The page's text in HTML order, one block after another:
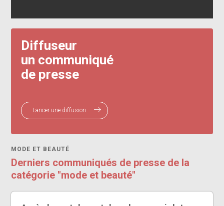
Diffuseur
un communiqué
de presse
Lancer une diffusion
MODE ET BEAUTÉ
Derniers communiqués de presse de la
catégorie "mode et beauté"